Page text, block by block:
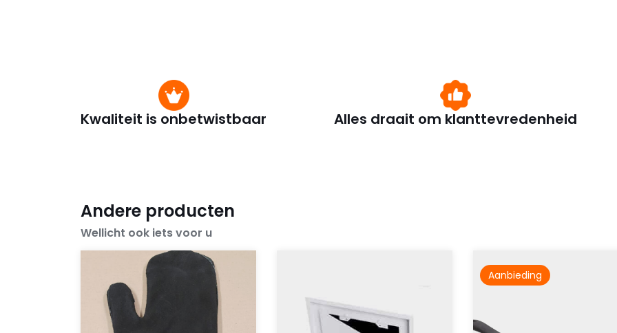
Kwaliteit is onbetwistbaar Alles draait om klanttevredenheid
Andere producten
Wellicht ook iets voor u
Aanbieding